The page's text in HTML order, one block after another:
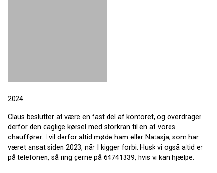
2024
Claus beslutter at være en fast del af kontoret, og overdrager
derfor den daglige kørsel med storkran til en af vores
chauffører. I vil derfor altid møde ham eller Natasja, som har
været ansat siden 2023, når I kigger forbi. Husk vi også altid er
på telefonen, så ring gerne på 64741339, hvis vi kan hjælpe.